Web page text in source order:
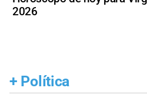
2026
+ Política